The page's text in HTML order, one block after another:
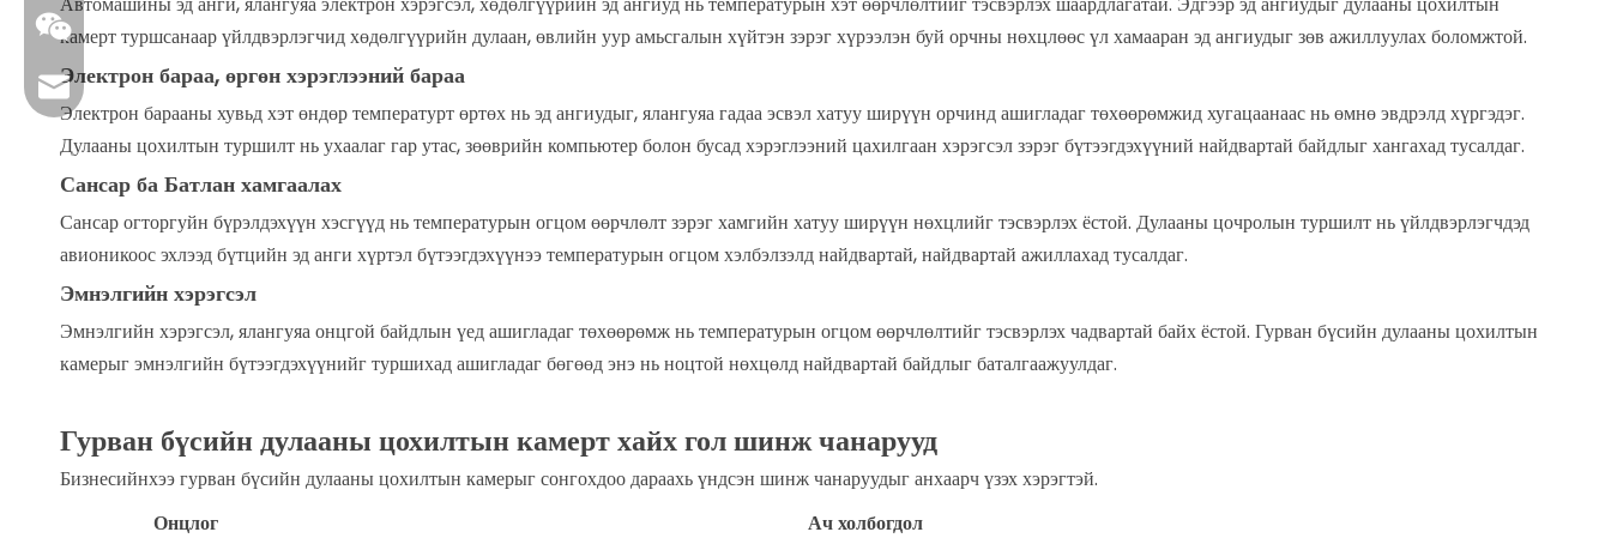
камерт туршсанаар үйлдвэрлэгчид хөдөлгүүрийн дулаан, өвлийн уур амьсгалын хүйтэн зэрэг хүрээлэн буй орчны нөхцлөөс үл хамааран эд ангиудыг зөв ажиллуулах боломжтой.
Электрон бараа, өргөн хэрэглээний бараа
Электрон барааны хувьд хэт өндөр температурт өртөх нь эд ангиудыг, ялангуяа гадаа эсвэл хатуу ширүүн орчинд ашигладаг төхөөрөмжид хугацаанаас нь өмнө эвдрэлд хүргэдэг.
Дулааны цохилтын туршилт нь ухаалаг гар утас, зөөврийн компьютер болон бусад хэрэглээний цахилгаан хэрэгсэл зэрэг бүтээгдэхүүний найдвартай байдлыг хангахад тусалдаг.
Сансар ба Батлан ​​хамгаалах
Сансар огторгуйн бүрэлдэхүүн хэсгүүд нь температурын огцом өөрчлөлт зэрэг хамгийн хатуу ширүүн нөхцлийг тэсвэрлэх ёстой. Дулааны цочролын туршилт нь үйлдвэрлэгчдэд
авионикоос эхлээд бүтцийн эд анги хүртэл бүтээгдэхүүнээ температурын огцом хэлбэлзэлд найдвартай, найдвартай ажиллахад тусалдаг.
Эмнэлгийн хэрэгсэл
Эмнэлгийн хэрэгсэл, ялангуяа онцгой байдлын үед ашигладаг төхөөрөмж нь температурын огцом өөрчлөлтийг тэсвэрлэх чадвартай байх ёстой. Гурван бүсийн дулааны цохилтын
камерыг эмнэлгийн бүтээгдэхүүнийг туршихад ашигладаг бөгөөд энэ нь ноцтой нөхцөлд найдвартай байдлыг баталгаажуулдаг.
Гурван бүсийн дулааны цохилтын камерт хайх гол шинж чанарууд
Бизнесийнхээ гурван бүсийн дулааны цохилтын камерыг сонгохдоо дараахь үндсэн шинж чанаруудыг анхаарч үзэх хэрэгтэй.
Онцлог
Ач холбогдол
sales01@danbleclimate.com